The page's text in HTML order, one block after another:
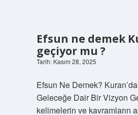
Efsun ne demek
geçiyor mu ?
Tarih: Kasım 28, 2025
Efsun Ne Demek?
Geleceğe Dair Bir Vizyon
kelimelerin ve kavramların